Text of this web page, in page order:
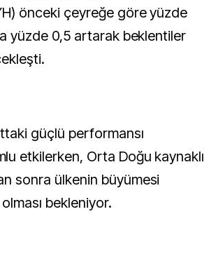
önceki çeyreğe göre yüzde
yüzde 0,5 artarak beklentiler
güçlü performansı
etkilerken, Orta Doğu kaynaklı
sonra ülkenin büyümesi
bekleniyor.